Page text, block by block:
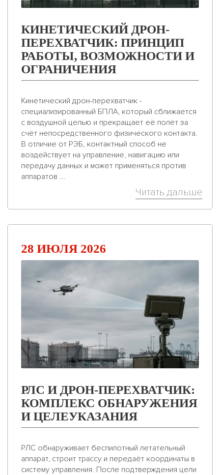
КИНЕТИЧЕСКИЙ ДРОН-
ПЕРЕХВАТЧИК: ПРИНЦИП
РАБОТЫ, ВОЗМОЖНОСТИ И
ОГРАНИЧЕНИЯ
Кинетический дрон-перехватчик -
специализированный БПЛА, который сближается
с воздушной целью и прекращает её полёт за
счёт непосредственного физического контакта.
В отличие от РЭБ, контактный способ не
воздействует на управление, навигацию или
передачу данных и может применяться против
аппаратов ...
Читать дальше
28 ИЮЛЯ 2026
РЛС И ДРОН-ПЕРЕХВАТЧИК:
КОМПЛЕКС ОБНАРУЖЕНИЯ
И ЦЕЛЕУКАЗАНИЯ
РЛС обнаруживает беспилотный летательный
аппарат, строит трассу и передаёт координаты в
систему управления. После подтверждения цели